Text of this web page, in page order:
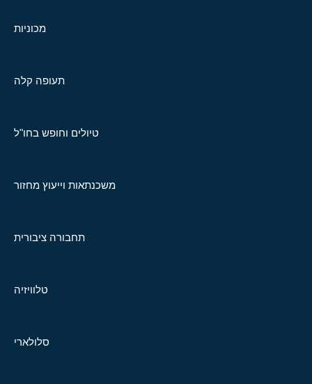
מכוניות
תעופה קלה
טיולים וחופש בחו"ל
משכנתאות וייעוץ מחזור
תחבורה ציבורית
טלוויזיה
סלולארי